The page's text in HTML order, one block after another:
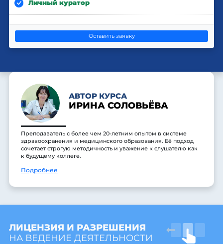
Личный куратор
Оставить заявку
АВТОР КУРСА
ИРИНА СОЛОВЬЁВА
Преподаватель с более чем 20-летним опытом в системе
здравоохранения и медицинского образования. Её подход
сочетает строгую методичность и уважение к слушателю как
к будущему коллеге.
Подробнее
ЛИЦЕНЗИЯ И РАЗРЕШЕНИЯ
НА ВЕДЕНИЕ ДЕЯТЕЛЬНОСТИ